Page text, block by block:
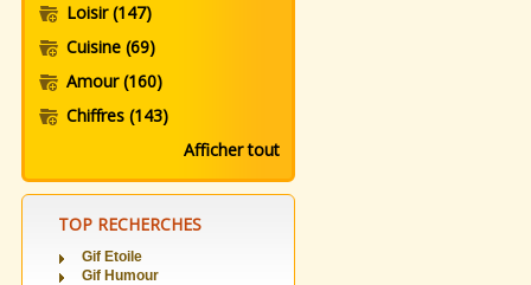
Loisir(147)
Cuisine (69)
Amour(160)
Chiffres (143)
Afficher tout
TOP RECHERCHES
Gif Etoile
Gif Humour